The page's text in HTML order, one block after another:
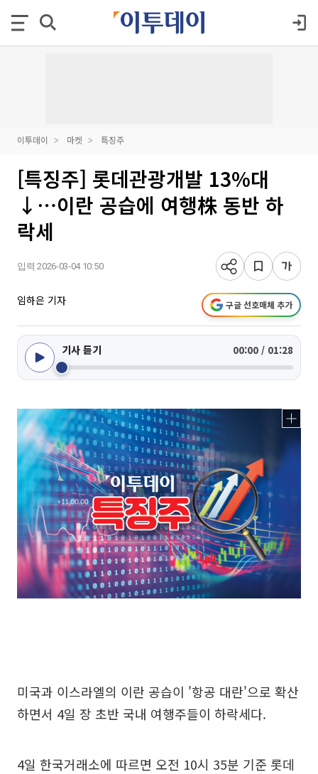
이투데이 마켓 특징주
[특징주] 롯데관광개발 13%대
↓⋯이란 공습에 여행株 동반 하
락세
입력 2026-03-04 10:50
임하은 기자 구글 선호매체 추가
기사 듣기 00:00 / 01:28
미국과 이스라엘의 이란 공습이 '항공 대란'으로 확산
하면서 4일 장 초반 국내 여행주들이 하락세다.
4일 한국거래소에 따르면 오전 10시 35분 기준 롯데